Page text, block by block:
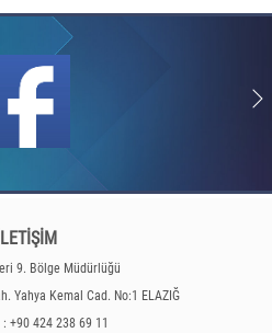
9. Bölge Müdürlüğü
Yahya Kemal Cad. No:1 ELAZIĞ
+90 424 238 69 11